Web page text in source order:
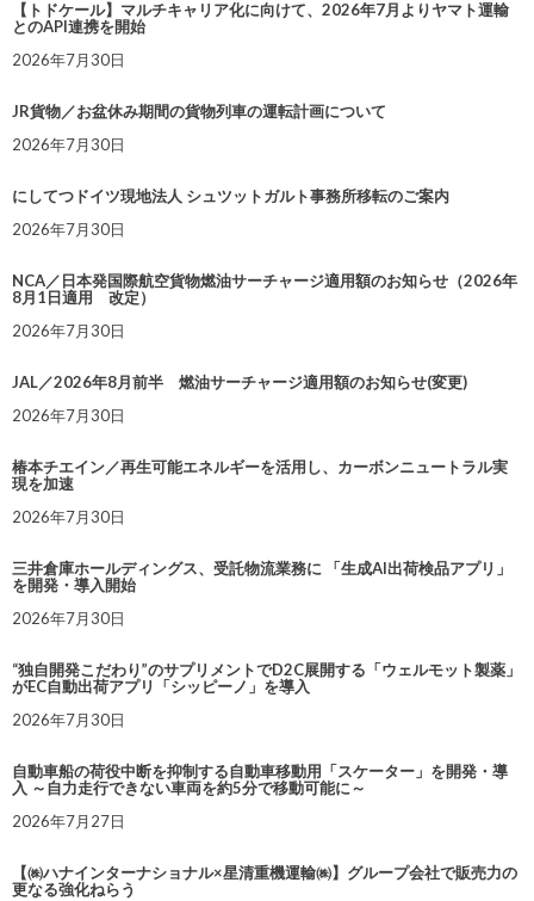
【トドケール】マルチキャリア化に向けて、2026年7月よりヤマト運輸
とのAPI連携を開始
2026年7月30日
JR貨物／お盆休み期間の貨物列車の運転計画について
2026年7月30日
にしてつドイツ現地法人 シュツットガルト事務所移転のご案内
2026年7月30日
NCA／日本発国際航空貨物燃油サーチャージ適用額のお知らせ（2026年
8月1日適用 改定）
2026年7月30日
JAL／2026年8月前半 燃油サーチャージ適用額のお知らせ(変更)
2026年7月30日
椿本チエイン／再生可能エネルギーを活用し、カーボンニュートラル実
現を加速
2026年7月30日
三井倉庫ホールディングス、受託物流業務に 「生成AI出荷検品アプリ」
を開発・導入開始
2026年7月30日
“独自開発こだわり”のサプリメントでD2C展開する「ウェルモット製薬」
がEC自動出荷アプリ「シッピーノ」を導入
2026年7月30日
自動車船の荷役中断を抑制する自動車移動用「スケーター」を開発・導
入 ～自力走行できない車両を約5分で移動可能に～
2026年7月27日
【㈱ハナインターナショナル×星清重機運輸㈱】グループ会社で販売力の
更なる強化ねらう